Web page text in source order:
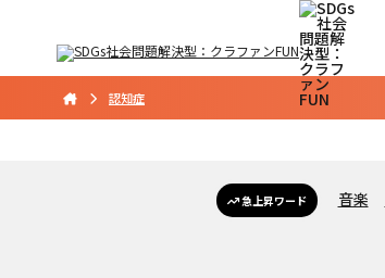
認知症
急上昇ワード 音楽